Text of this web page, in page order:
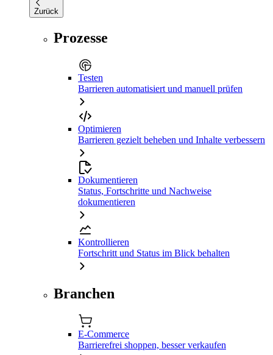
Zurück
Prozesse
Testen
Barrieren automatisiert und manuell prüfen
Optimieren
Barrieren gezielt beheben und Inhalte verbessern
Dokumentieren
Status, Fortschritte und Nachweise
dokumentieren
Kontrollieren
Fortschritt und Status im Blick behalten
Branchen
E-Commerce
Barrierefrei shoppen, besser verkaufen